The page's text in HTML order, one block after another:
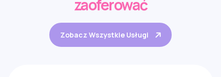
zaoferować
Zobacz Wszystkie Usługi